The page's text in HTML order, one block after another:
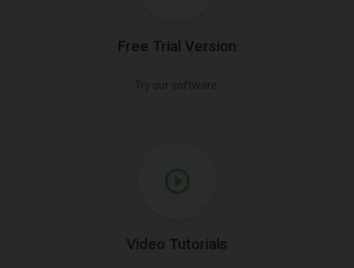
Free Trial Version
Video Tutorials